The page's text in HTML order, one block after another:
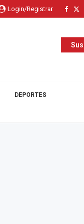
Login/Registrar
DEPORTES